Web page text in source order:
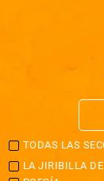
TODAS LAS
LA JIRIBILLA